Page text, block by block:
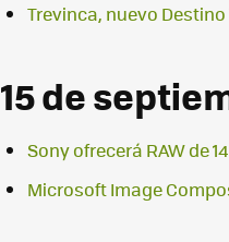
Trevinca, nuevo
15 de
Sony ofrecerá RAW de
Microsoft Image